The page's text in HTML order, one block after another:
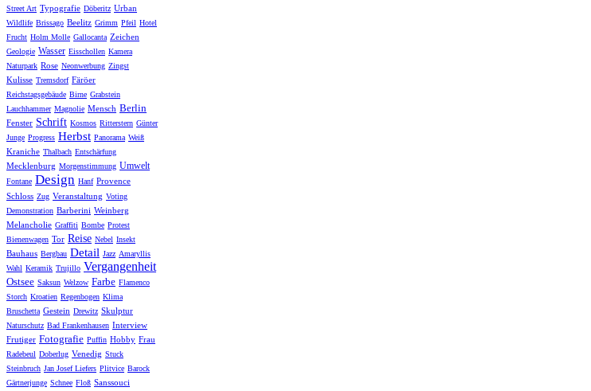
Street Art Typografie Döberitz Urban
Wildlife Brissago Beelitz Grimm Pfeil Hotel
Frucht Holm Molle Gallocanta Zeichen
Geologie Wasser Eisschollen Kamera
Naturpark Rose Neonwerbung Zingst
Kulisse Tremsdorf Färöer
Reichstagsgebäude Birne Grabstein
Lauchhammer Magnolie Mensch Berlin
Fenster Schrift Kosmos Ritterstern Günter
Junge Progress Herbst Panorama Weiß
Kraniche Thalbach Entschärfung
Mecklenburg Morgenstimmung Umwelt
Fontane Design Hanf Provence
Schloss Zug Veranstaltung Voting
Demonstration Barberini Weinberg
Melancholie Graffiti Bombe Protest
Bienenwagen Tor Reise Nebel Insekt
Bauhaus Bergbau Detail Jazz Amaryllis
Wahl Keramik Trujillo Vergangenheit
Ostsee Saksun Welzow Farbe Flamenco
Storch Kroatien Regenbogen Klima
Bruschetta Gestein Drewitz Skulptur
Naturschutz Bad Frankenhausen Interview
Frutiger Fotografie Puffin Hobby Frau
Radebeul Doberlug Venedig Stuck
Steinbruch Jan Josef Liefers Plitvice Barock
Gärtnerjunge Schnee Floß Sanssouci